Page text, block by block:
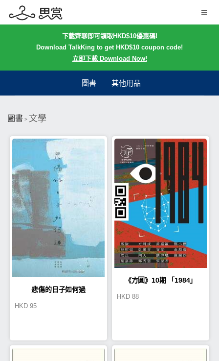
下載齊聊即可領取HKD$10優惠碼!
Download TalkKing to get HKD$10 coupon code!
立即下載 Download Now!
圖書 其他用品
圖書 > 文學
悲傷的日子如何過
HKD 95
《方圓》10期 「1984」
HKD 88